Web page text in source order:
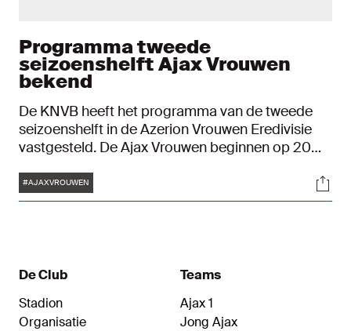
Programma tweede
seizoenshelft Ajax Vrouwen
bekend
De KNVB heeft het programma van de tweede
seizoenshelft in de Azerion Vrouwen Eredivisie
vastgesteld. De Ajax Vrouwen beginnen op 20
met een uitwedstrijd tegen PEC Zwolle op 7 mei
van het nieuwe jaar.
Tags
#AJAXVROUWEN
De Club
Stadion
Organisatie
Teams
Ajax 1
Jong Ajax